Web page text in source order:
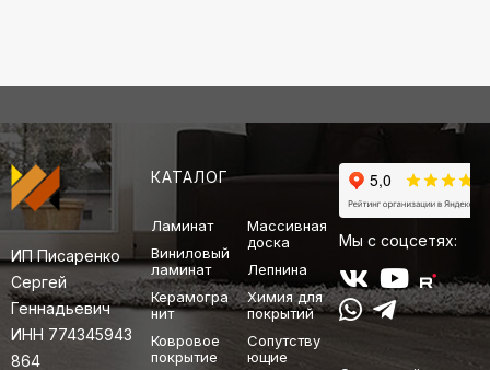
ИП Писаренко
Сергей
Геннадьевич
ИНН 774345943
864
КАТАЛОГ
Ламинат
Виниловый
ламинат
Керамогра
нит
Ковровое
покрытие
Массивная
доска
Лепнина
Химия для
покрытий
Сопутству
ющие
Мы с соцсетях: